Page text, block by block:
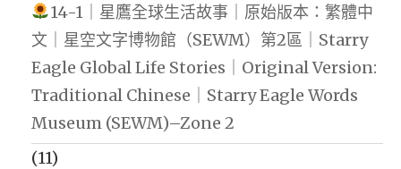
14-1｜星鷹全球生活故事｜原始版本：繁體中
文｜星空文字博物館（SEWM）第2區｜Starry
Eagle Global Life Stories｜Original Version:
Traditional Chinese｜Starry Eagle Words
Museum (SEWM)–Zone 2
(11)